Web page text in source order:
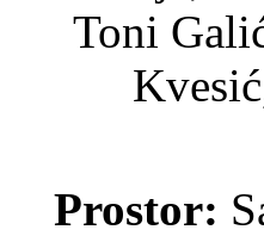
Toni
Prostor: